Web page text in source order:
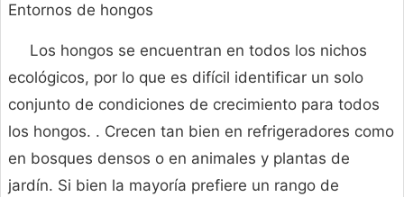
Entornos de hongos
Los hongos se encuentran en todos los nichos
ecológicos, por lo que es difícil identificar un solo
conjunto de condiciones de crecimiento para todos
los hongos. . Crecen tan bien en refrigeradores como
en bosques densos o en animales y plantas de
jardín. Si bien la mayoría prefiere un rango de